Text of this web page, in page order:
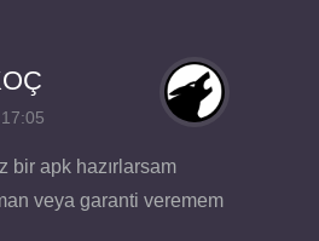
bir apk hazırlarsam
veya garanti veremem